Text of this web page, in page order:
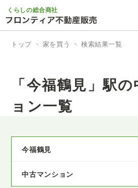
くらしの総合商社
トップ 家を買う 検索結果一覧
「今福鶴見」駅
ョン一覧
今福鶴見
中古マンション